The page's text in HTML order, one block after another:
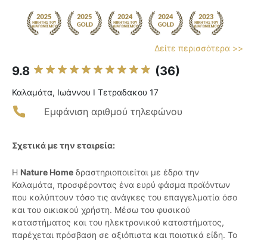
Δείτε περισσότερα >>
9.8 (36)
Καλαμάτα, Ιωάννου Ι Τετραδακου 17
Εμφάνιση αριθμού τηλεφώνου
Σχετικά με την εταιρεία:
Η Nature Home δραστηριοποιείται με έδρα την
Καλαμάτα, προσφέροντας ένα ευρύ φάσμα προϊόντων
που καλύπτουν τόσο τις ανάγκες του επαγγελματία όσο
και του οικιακού χρήστη. Μέσω του φυσικού
καταστήματος και του ηλεκτρονικού καταστήματος,
παρέχεται πρόσβαση σε αξιόπιστα και ποιοτικά είδη. Το